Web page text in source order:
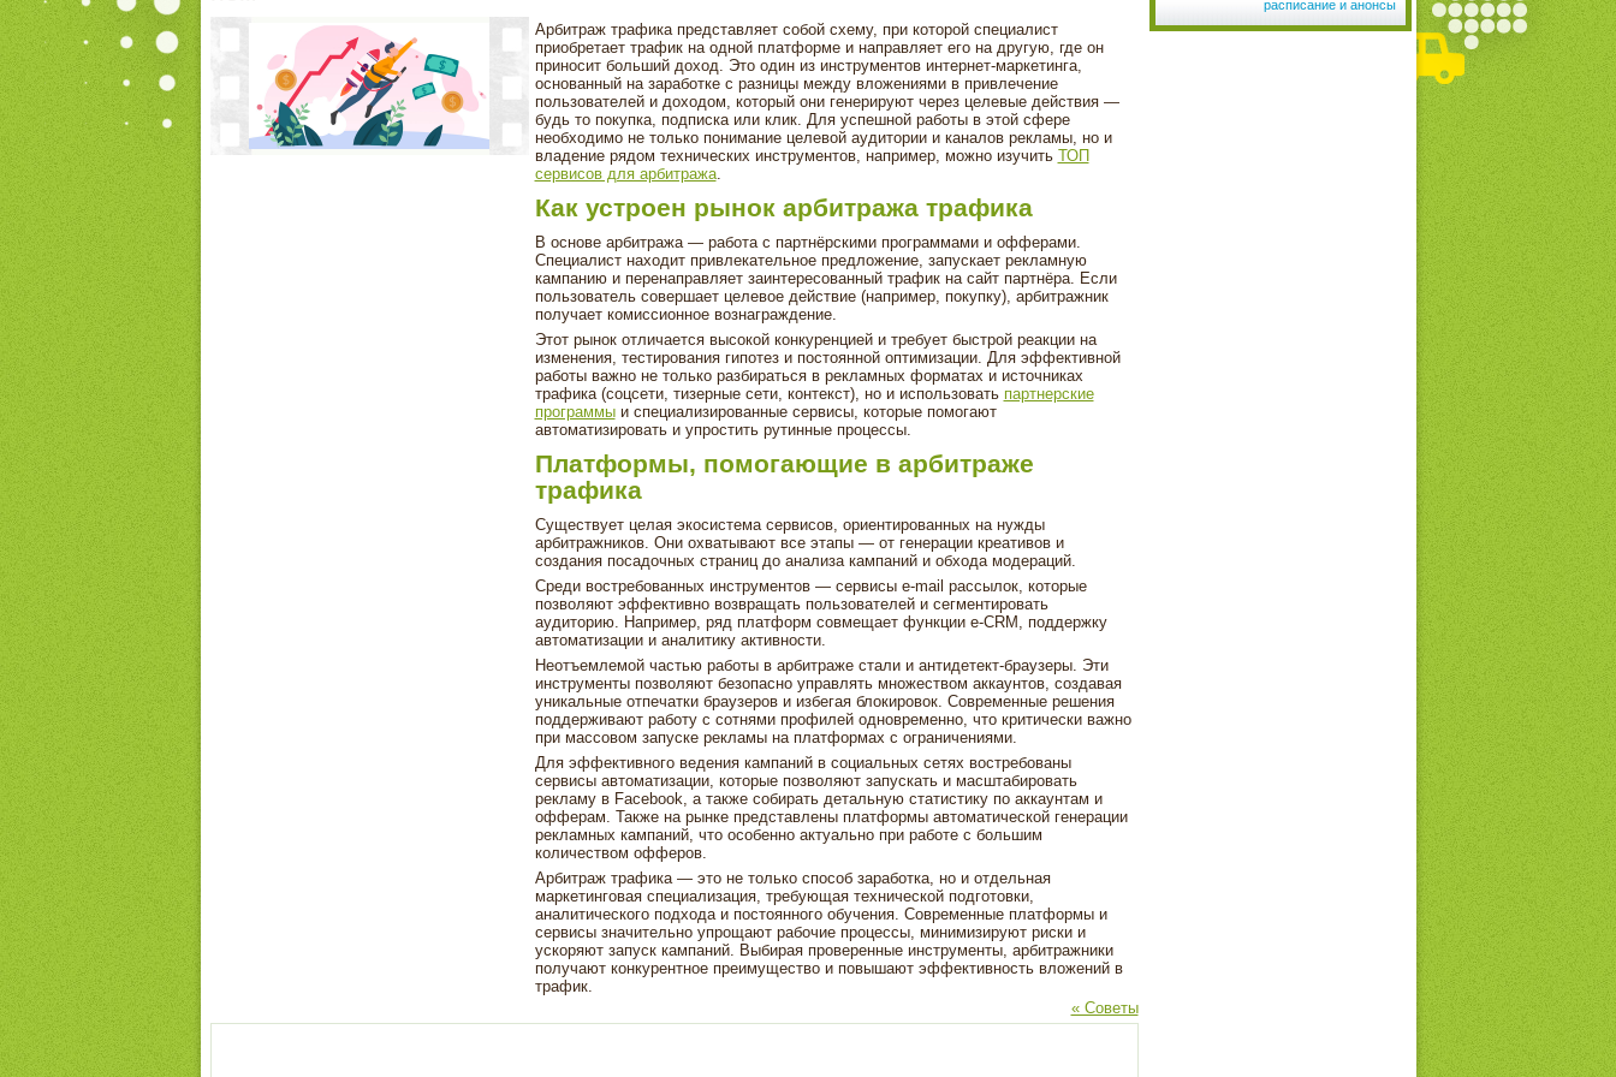
Арбитраж трафика представляет собой схему, при которой специалист
приобретает трафик на одной платформе и направляет его на другую, где он
приносит больший доход. Это один из инструментов интернет-маркетинга,
основанный на заработке с разницы между вложениями в привлечение
пользователей и доходом, который они генерируют через целевые действия —
будь то покупка, подписка или клик. Для успешной работы в этой сфере
необходимо не только понимание целевой аудитории и каналов рекламы, но и
владение рядом технических инструментов, например, можно изучить ТОП
сервисов для арбитража.
Как устроен рынок арбитража трафика
В основе арбитража — работа с партнёрскими программами и офферами.
Специалист находит привлекательное предложение, запускает рекламную
кампанию и перенаправляет заинтересованный трафик на сайт партнёра. Если
пользователь совершает целевое действие (например, покупку), арбитражник
получает комиссионное вознаграждение.
Этот рынок отличается высокой конкуренцией и требует быстрой реакции на
изменения, тестирования гипотез и постоянной оптимизации. Для эффективной
работы важно не только разбираться в рекламных форматах и источниках
трафика (соцсети, тизерные сети, контекст), но и использовать партнерские
программыи специализированные сервисы, которые помогают
автоматизировать и упростить рутинные процессы.
Платформы, помогающие в арбитраже
трафика
Существует целая экосистема сервисов, ориентированных на нужды
арбитражников. Они охватывают все этапы — от генерации креативов и
создания посадочных страниц до анализа кампаний и обхода модераций.
Среди востребованных инструментов — сервисы e-mail рассылок, которые
позволяют эффективно возвращать пользователей и сегментировать
аудиторию. Например, ряд платформ совмещает функции e-CRM, поддержку
автоматизации и аналитику активности.
Неотъемлемой частью работы в арбитраже стали и антидетект-браузеры. Эти
инструменты позволяют безопасно управлять множеством аккаунтов, создавая
уникальные отпечатки браузеров и избегая блокировок. Современные решения
поддерживают работу с сотнями профилей одновременно, что критически важно
при массовом запуске рекламы на платформах с ограничениями.
Для эффективного ведения кампаний в социальных сетях востребованы
сервисы автоматизации, которые позволяют запускать и масштабировать
рекламу в Facebook, а также собирать детальную статистику по аккаунтам и
офферам. Также на рынке представлены платформы автоматической генерации
рекламных кампаний, что особенно актуально при работе с большим
количеством офферов.
Арбитраж трафика — это не только способ заработка, но и отдельная
маркетинговая специализация, требующая технической подготовки,
аналитического подхода и постоянного обучения. Современные платформы и
сервисы значительно упрощают рабочие процессы, минимизируют риски и
ускоряют запуск кампаний. Выбирая проверенные инструменты, арбитражники
получают конкурентное преимущество и повышают эффективность вложений в
трафик.
« Советы
расписание и анонсы